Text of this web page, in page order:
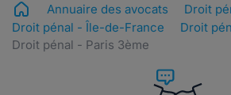
Annuaire des avocats
Droit
Droit pénal - Île-de-France
Droit
Droit pénal - Paris 3ème